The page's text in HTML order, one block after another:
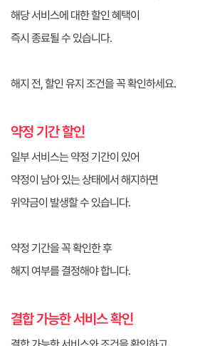
해당 서비스에 대한 할인 혜택이
즉시 종료될 수 있습니다.
해지 전, 할인 유지 조건을 꼭 확인하세요.
약정 기간 할인
일부 서비스는 약정 기간이 있어
약정이 남아 있는 상태에서 해지하면
위약금이 발생할 수 있습니다.
약정 기간을 꼭 확인한 후
해지 여부를 결정해야 합니다.
결합 가능한 서비스 확인